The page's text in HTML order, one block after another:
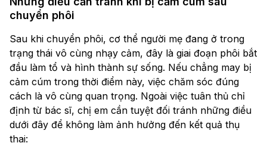
chuyển phôi
Sau khi chuyển phôi, cơ thể người mẹ đang ở trong
trạng thái vô cùng nhạy cảm, đây là giai đoạn phôi bắt
đầu làm tổ và hình thành sự sống. Nếu chẳng may bị
cảm cúm trong thời điểm này, việc chăm sóc đúng
cách là vô cùng quan trọng. Ngoài việc tuân thủ chỉ
định từ bác sĩ, chị em cần tuyệt đối tránh những điều
dưới đây để không làm ảnh hưởng đến kết quả thụ
thai: